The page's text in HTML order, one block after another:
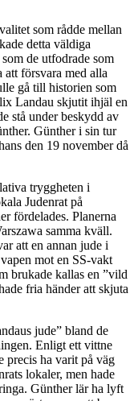
som rådde mellan
detta väldiga
de utfodrade som
att försvara med alla
gå till historien som
Landau skjutit ihjäl en
stå under beskydd av
Günther i sin tur
den 19 november då
tryggheten i
Judenrat på
fördelades. Planerna
samma kväll.
att en annan jude i
mot en SS-vakt
brukade kallas en ”vild
fria händer att skjuta
jude” bland de
Enligt ett vittne
precis ha varit på väg
lokaler, men hade
Günther lär ha lyft